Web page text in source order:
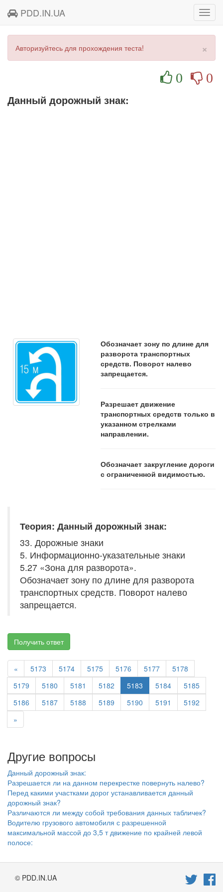
PDD.IN.UA
×
Авторизуйтесь для прохождения теста!
0 0
Данный дорожный знак:
Обозначает зону по длине для
разворота транспортных
средств. Поворот налево
запрещается.
Разрешает движение
транспортных средств только в
указанном стрелками
направлении.
Обозначает закругление дороги
с ограниченной видимостью.
Теория: Данный дорожный знак:
33. Дорожные знаки
5. Информационно-указательные знаки
5.27 «Зона для разворота».
Обозначает зону по длине для разворота
транспортных средств. Поворот налево
запрещается.
Получить ответ
« 5173 5174 5175 5176 5177
5178
5179
5180 5181 5182 5183 5184
5185
5186
5187 5188 5189 5190 5191
5192
»
Другие вопросы
Данный дорожный знак:
Разрешается ли на данном перекрестке повернуть налево?
Перед какими участками дорог устанавливается данный
дорожный знак?
Различаются ли между собой требования данных табличек?
Водителю грузового автомобиля с разрешенной
максимальной массой до 3,5 т движение по крайней левой
полосе:
© PDD.IN.UA